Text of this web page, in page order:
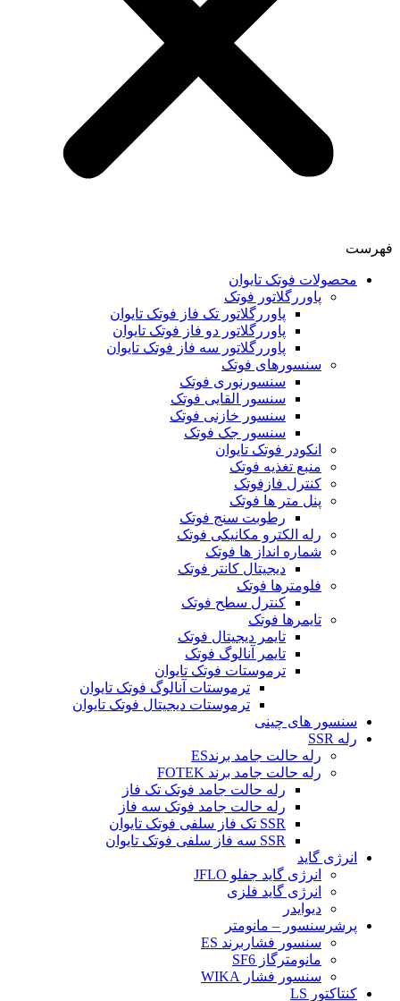
فهرست
محصولات فوتک تایوان
پاوررگلاتور فوتک
پاوررگلاتور تک فاز فوتک تایوان
پاوررگلاتور دو فاز فوتک تایوان
پاوررگلاتور سه فاز فوتک تایوان
سنسورهای فوتک
سنسورنوری فوتک
سنسور القایی فوتک
سنسور خازنی فوتک
سنسور جک فوتک
انکودر فوتک تایوان
منبع تغذیه فوتک
کنترل فازفوتک
پنل متر ها فوتک
رطوبت سنج فوتک
رله الکترو مکانیکی فوتک
شماره انداز ها فوتک
دیجیتال کانتر فوتک
فلومترها فوتک
کنترل سطح فوتک
تایمرها فوتک
تایمر دیجیتال فوتک
تایمر آنالوگ فوتک
ترموستات فوتک تایوان
ترموستات آنالوگ فوتک تایوان
ترموستات دیجیتال فوتک تایوان
سنسور های چینی
رله SSR
رله حالت جامد برندES
رله حالت جامد برند FOTEK
رله حالت جامد فوتک تک فاز
رله حالت جامد فوتک سه فاز
SSR تک فاز سلفی فوتک تایوان
SSR سه فاز سلفی فوتک تایوان
انرژی گاید
انرژی گاید جفلو JFLO
انرژی گاید فلزی
دیوایدر
پرشرسنسور – مانومتر
سنسور فشاربرند ES
مانومترگاز SF6
سنسور فشار WIKA
کنتاکتور LS